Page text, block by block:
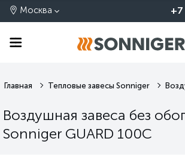
Москва +7
Главная Тепловые завесы Sonniger
Воздушная завеса без
Sonniger GUARD 100C